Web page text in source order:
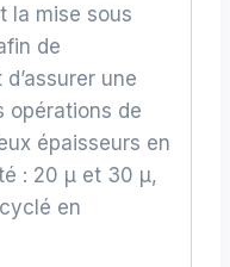
la mise sous
de
une
opérations de
épaisseurs en
: 20 µ et 30 µ,
en